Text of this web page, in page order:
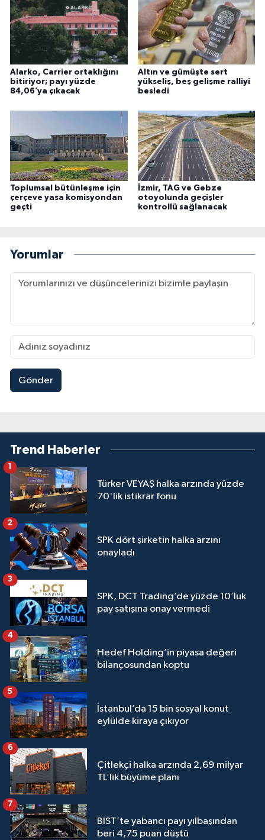
Alarko, Carrier ortaklığını
bitiriyor; payı yüzde
84,06’ya çıkacak
Altın ve gümüşte sert
yükseliş, beş gelişme ralliyi
besledi
Toplumsal bütünleşme için
çerçeve yasa komisyondan
geçti
İzmir, TAG ve Gebze
otoyolunda geçişler
kontrollü sağlanacak
Yorumlar
Gönder
Trend Haberler
Türker VEYAŞ halka arzında yüzde
70'lik istikrar fonu
SPK dört şirketin halka arzını
onayladı
2
SPK, DCT Trading’de yüzde 10’luk
pay satışına onay vermedi
3
Hedef Holding’in piyasa değeri
bilançosundan koptu
4
İstanbul’da 15 bin sosyal konut
eylülde kiraya çıkıyor
5
Çitlekçi halka arzında 2,69 milyar
TL’lik büyüme planı
6
BİST’te yabancı payı yılbaşından
beri 4,75 puan düştü
7